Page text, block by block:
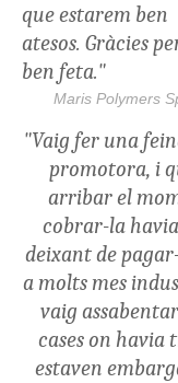
que estarem ben
atesos. Gràcies
ben feta."
Maris Polymers
"Vaig fer una
promotora, i
arribar el
cobrar-la
deixant de
a molts mes
vaig
cases on havia
estaven